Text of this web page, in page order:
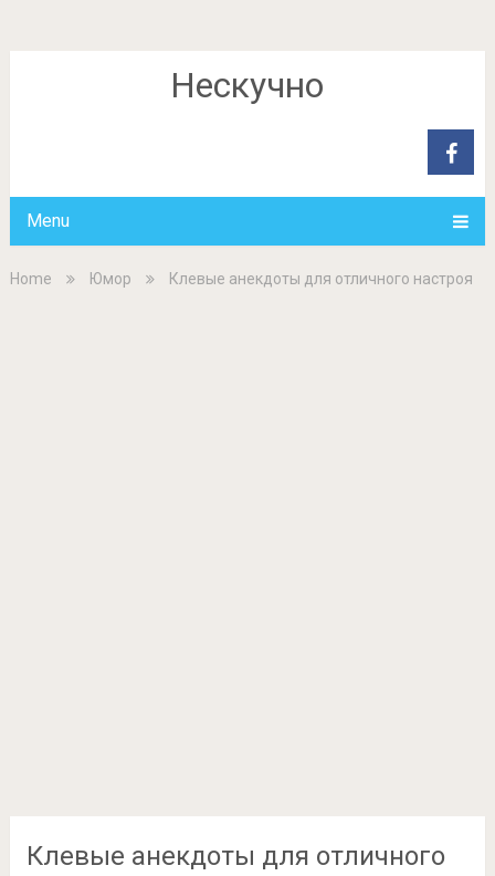
Нескучно
Menu
Home Юмор Клевые анекдоты для отличного настроя
Клевые анекдоты для отличного